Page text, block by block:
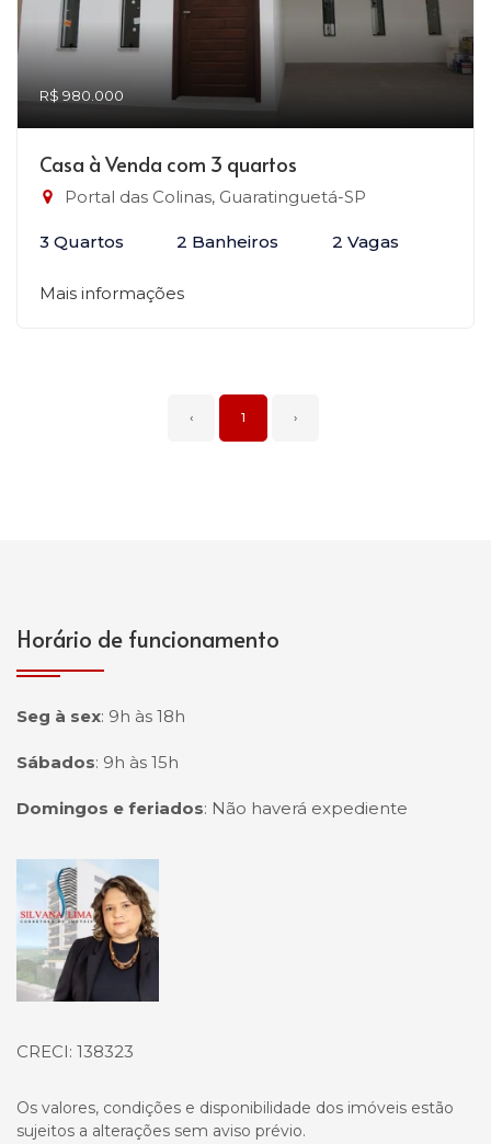
R$ 980.000
Casa à Venda com 3 quartos
Portal das Colinas, Guaratinguetá-SP
3 Quartos 2 Banheiros 2 Vagas
Mais informações
‹ 1 ›
Horário de funcionamento
Seg à sex: 9h às 18h
Sábados: 9h às 15h
Domingos e feriados: Não haverá expediente
Página inicial
CRECI: 138323
Os valores, condições e disponibilidade dos imóveis estão
sujeitos a alterações sem aviso prévio.